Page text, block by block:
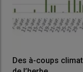
Des à-coups